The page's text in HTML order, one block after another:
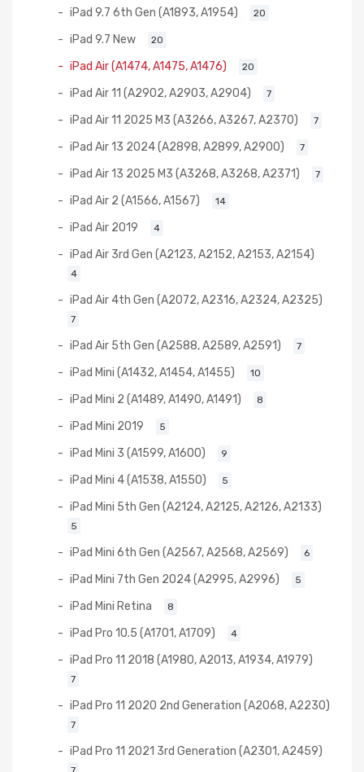
iPad 9.7 6th Gen (A1893, A1954) 20
iPad 9.7 New 20
iPad Air (A1474, A1475, A1476) 20
iPad Air 11 (A2902, A2903, A2904) 7
iPad Air 11 2025 M3 (A3266, A3267, A2370) 7
iPad Air 13 2024 (A2898, A2899, A2900) 7
iPad Air 13 2025 M3 (A3268, A3268, A2371) 7
iPad Air 2 (A1566, A1567) 14
iPad Air 2019 4
iPad Air 3rd Gen (A2123, A2152, A2153, A2154)
4
iPad Air 4th Gen (A2072, A2316, A2324, A2325)
7
iPad Air 5th Gen (A2588, A2589, A2591) 7
iPad Mini (A1432, A1454, A1455) 10
iPad Mini 2 (A1489, A1490, A1491) 8
iPad Mini 2019 5
iPad Mini 3 (A1599, A1600) 9
iPad Mini 4 (A1538, A1550) 5
iPad Mini 5th Gen (A2124, A2125, A2126, A2133)
5
iPad Mini 6th Gen (A2567, A2568, A2569) 6
iPad Mini 7th Gen 2024 (A2995, A2996) 5
iPad Mini Retina 8
iPad Pro 10.5 (A1701, A1709) 4
iPad Pro 11 2018 (A1980, A2013, A1934, A1979)
7
iPad Pro 11 2020 2nd Generation (A2068, A2230)
7
iPad Pro 11 2021 3rd Generation (A2301, A2459)